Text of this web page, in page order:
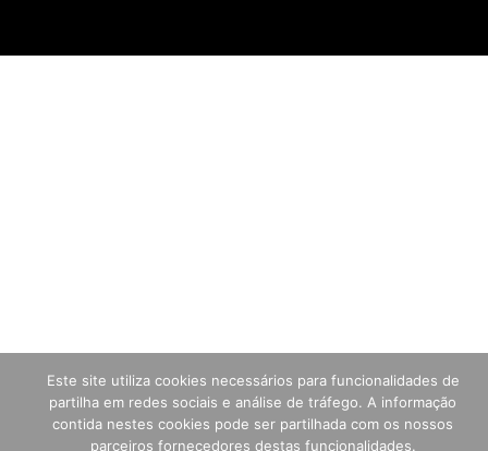
Este site utiliza cookies necessários para funcionalidades de
partilha em redes sociais e análise de tráfego. A informação
contida nestes cookies pode ser partilhada com os nossos
parceiros fornecedores destas funcionalidades.